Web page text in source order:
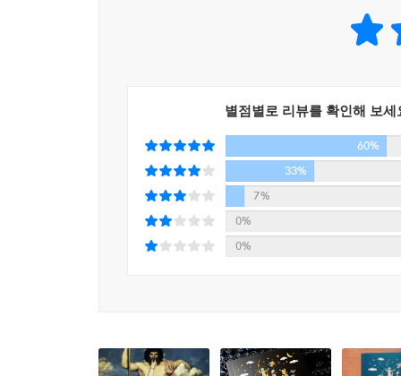
충동적이며, 질투와 복수심에 불타는 너무도 인
별점별로 리뷰를 확인해 보세
60%
33%
7%
0%
0%